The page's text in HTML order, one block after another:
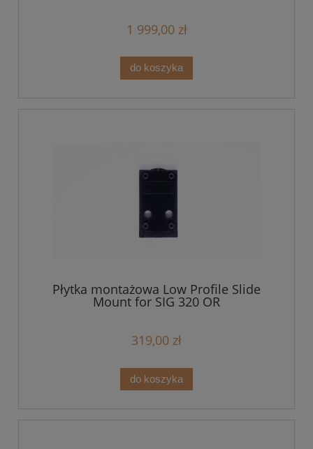
1 999,00 zł
do koszyka
Płytka montażowa Low Profile Slide
Mount for SIG 320 OR
319,00 zł
do koszyka